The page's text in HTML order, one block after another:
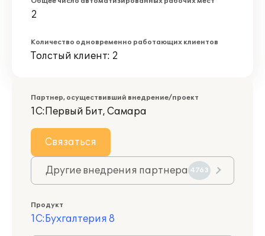
2
Количество одновременно работающих клиентов
Толстый клиент: 2
Партнер, осуществивший внедрение/проект
1С:Первый Бит, Самара
Связаться
Другие внедрения партнера 4763
Продукт
1С:Бухгалтерия 8